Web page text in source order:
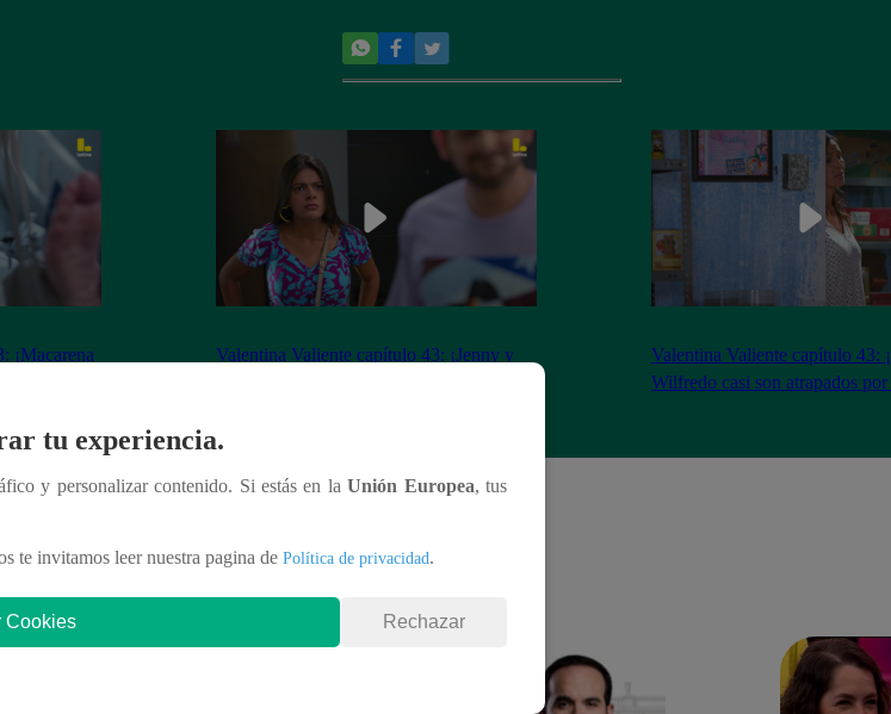
¡Macarena
Valentina Valiente capítulo 43: ¡Jenny y
Valentina Valiente capítulo 43:
Wilfredo casi son atrapados
tu experiencia.
y personalizar contenido. Si estás en laUnión Europea, tus
te invitamos leer nuestra pagina de Política de privacidad.
Cookies Rechazar